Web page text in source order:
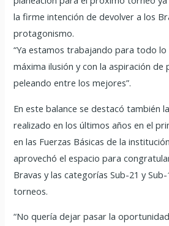
la firme intención de devolver a los
protagonismo.
“Ya estamos trabajando para todo lo
máxima ilusión y con la aspiración
peleando entre los mejores”.
En este balance se destacó también
realizado en los últimos años en el
en las Fuerzas Básicas de la
aprovechó el espacio para
Bravas y las categorías Sub-21 y
torneos.
“No quería dejar pasar la